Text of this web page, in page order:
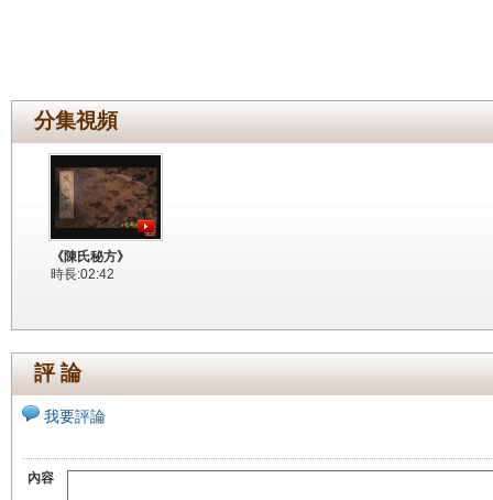
分集視頻
《陳氏秘方》
時長:02:42
評 論
我要評論
內容